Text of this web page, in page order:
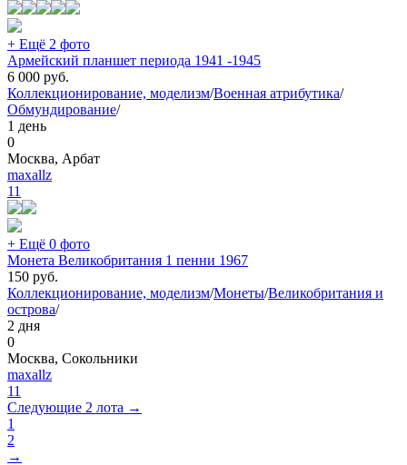
+ Ещё 2 фото
Армейский планшет периода 1941 -1945
6 000 руб.
Коллекционирование, моделизм/Военная атрибутика/
Обмундирование/
1 день
0
Москва, Арбат
maxallz
11
+ Ещё 0 фото
Монета Великобритания 1 пенни 1967
150 руб.
Коллекционирование, моделизм/Монеты/Великобритания и
острова/
2 дня
0
Москва, Сокольники
maxallz
11
Следующие 2 лота →
1
2
→